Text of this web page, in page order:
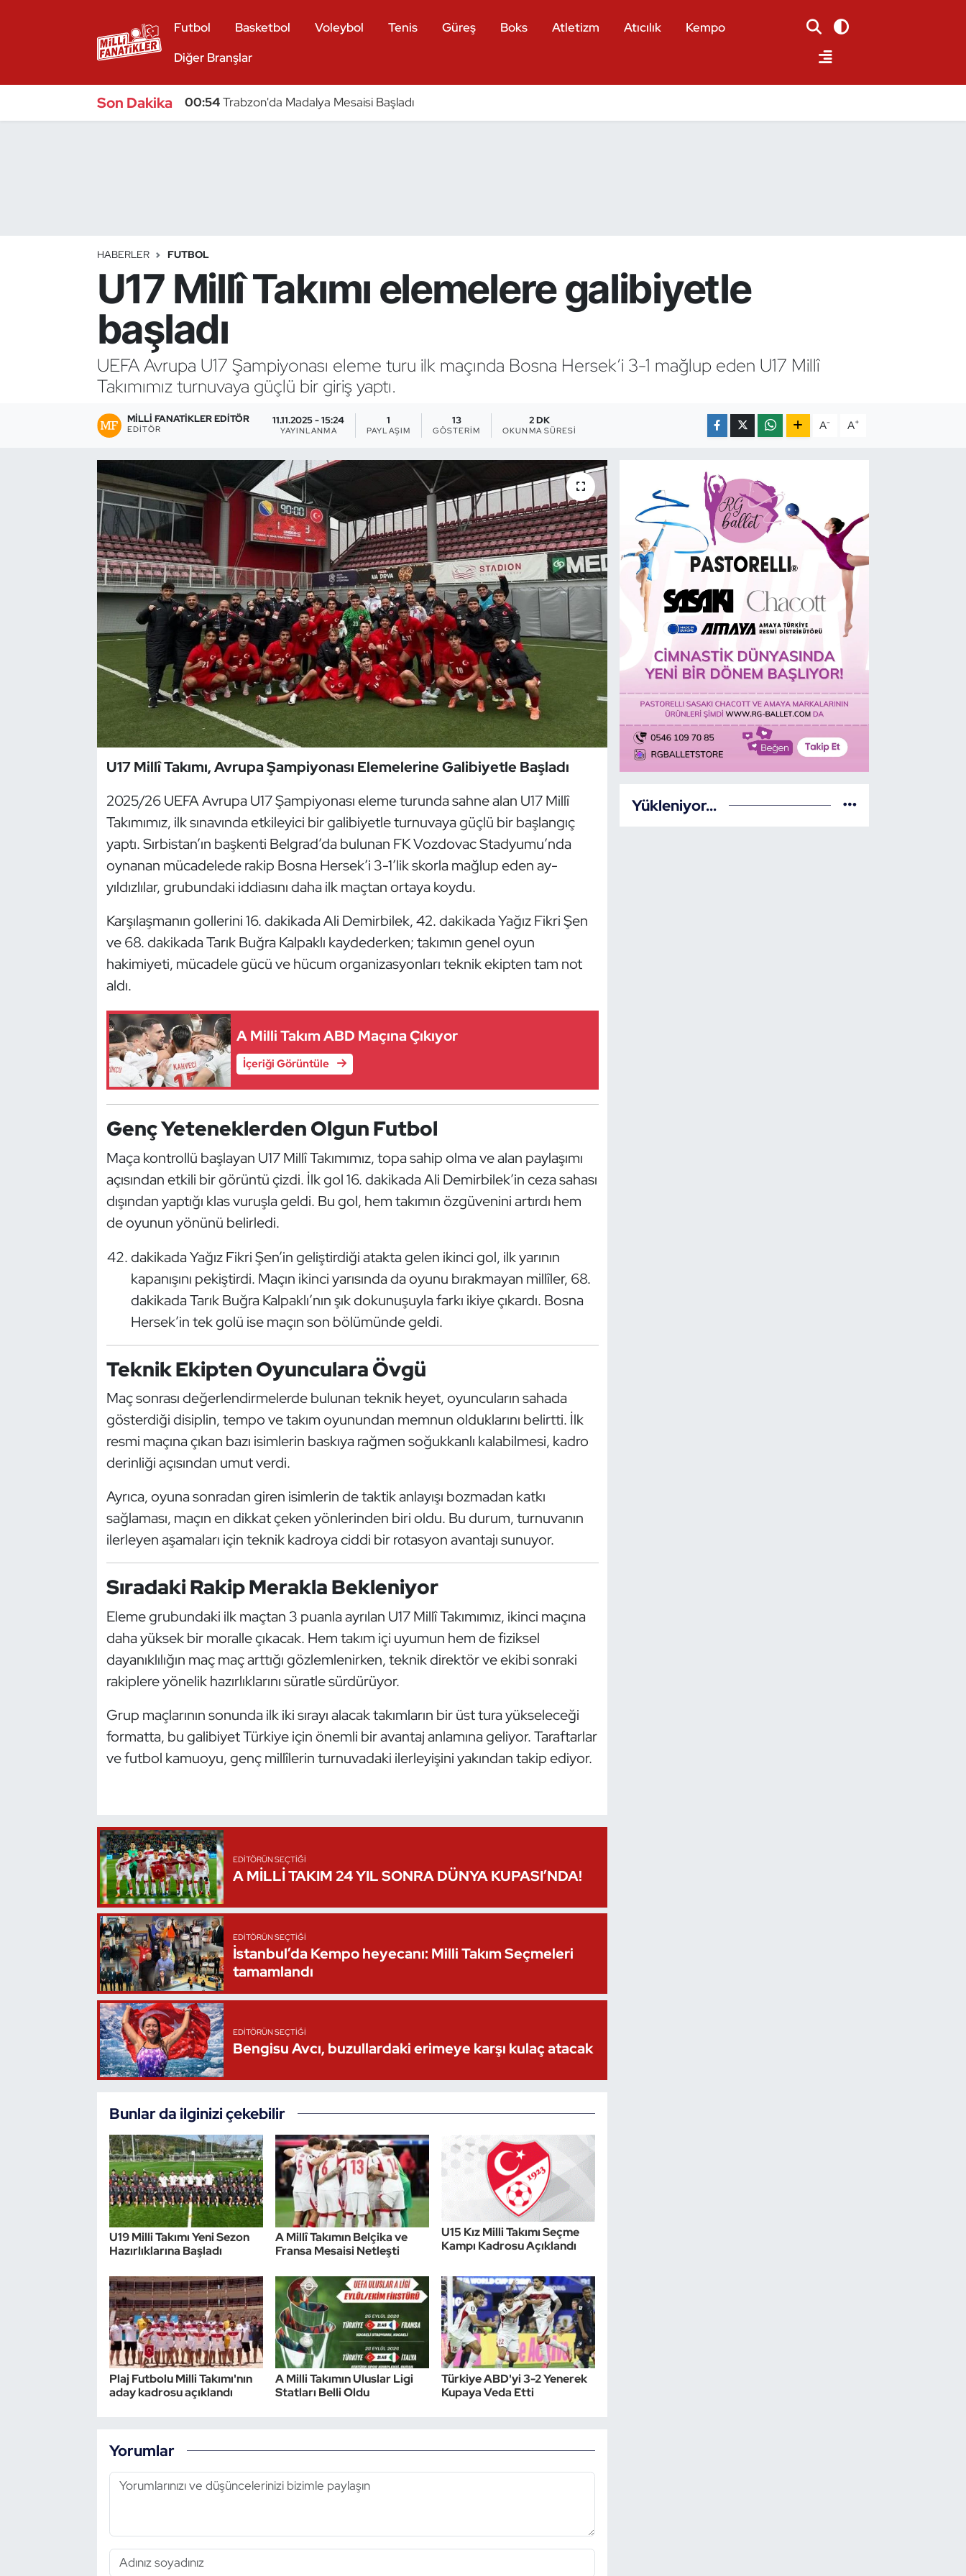
Futbol Basketbol Voleybol Tenis Güreş Boks Atletizm Atıcılık
Kempo
Diğer Branşlar
Son Dakika 00:54Trabzon'da Madalya Mesaisi Başladı
HABERLER FUTBOL
U17 Millî Takımı elemelere galibiyetle
başladı
UEFA Avrupa U17 Şampiyonası eleme turu ilk maçında Bosna Hersek’i 3-1 mağlup eden U17 Millî
Takımımız turnuvaya güçlü bir giriş yaptı.
MILLI FANATIKLER EDITÖR
EDITÖR
11.11.2025 - 15:24
YAYINLANMA
1
PAYLAŞIM
13
GÖSTERIM
2 DK
OKUNMA SÜRESI A- A+
U17 Millî Takımı, Avrupa Şampiyonası Elemelerine Galibiyetle Başladı
2025/26 UEFA Avrupa U17 Şampiyonası eleme turunda sahne alan U17 Millî
Takımımız, ilk sınavında etkileyici bir galibiyetle turnuvaya güçlü bir başlangıç
yaptı. Sırbistan’ın başkenti Belgrad’da bulunan FK Vozdovac Stadyumu’nda
oynanan mücadelede rakip Bosna Hersek’i 3-1’lik skorla mağlup eden ay-
yıldızlılar, grubundaki iddiasını daha ilk maçtan ortaya koydu.
Karşılaşmanın gollerini 16. dakikada Ali Demirbilek, 42. dakikada Yağız Fikri Şen
ve 68. dakikada Tarık Buğra Kalpaklı kaydederken; takımın genel oyun
hakimiyeti, mücadele gücü ve hücum organizasyonları teknik ekipten tam not
aldı.
A Milli Takım ABD Maçına Çıkıyor
İçeriği Görüntüle
Genç Yeteneklerden Olgun Futbol
Maça kontrollü başlayan U17 Millî Takımımız, topa sahip olma ve alan paylaşımı
açısından etkili bir görüntü çizdi. İlk gol 16. dakikada Ali Demirbilek’in ceza sahası
dışından yaptığı klas vuruşla geldi. Bu gol, hem takımın özgüvenini artırdı hem
de oyunun yönünü belirledi.
dakikada Yağız Fikri Şen’in geliştirdiği atakta gelen ikinci gol, ilk yarının
kapanışını pekiştirdi. Maçın ikinci yarısında da oyunu bırakmayan millîler, 68.
dakikada Tarık Buğra Kalpaklı’nın şık dokunuşuyla farkı ikiye çıkardı. Bosna
Hersek’in tek golü ise maçın son bölümünde geldi.
Teknik Ekipten Oyunculara Övgü
Maç sonrası değerlendirmelerde bulunan teknik heyet, oyuncuların sahada
gösterdiği disiplin, tempo ve takım oyunundan memnun olduklarını belirtti. İlk
resmi maçına çıkan bazı isimlerin baskıya rağmen soğukkanlı kalabilmesi, kadro
derinliği açısından umut verdi.
Ayrıca, oyuna sonradan giren isimlerin de taktik anlayışı bozmadan katkı
sağlaması, maçın en dikkat çeken yönlerinden biri oldu. Bu durum, turnuvanın
ilerleyen aşamaları için teknik kadroya ciddi bir rotasyon avantajı sunuyor.
Sıradaki Rakip Merakla Bekleniyor
Eleme grubundaki ilk maçtan 3 puanla ayrılan U17 Millî Takımımız, ikinci maçına
daha yüksek bir moralle çıkacak. Hem takım içi uyumun hem de fiziksel
dayanıklılığın maç maç arttığı gözlemlenirken, teknik direktör ve ekibi sonraki
rakiplere yönelik hazırlıklarını süratle sürdürüyor.
Grup maçlarının sonunda ilk iki sırayı alacak takımların bir üst tura yükseleceği
formatta, bu galibiyet Türkiye için önemli bir avantaj anlamına geliyor. Taraftarlar
ve futbol kamuoyu, genç millîlerin turnuvadaki ilerleyişini yakından takip ediyor.
EDITÖRÜN SEÇTIĞI
A MİLLİ TAKIM 24 YIL SONRA DÜNYA KUPASI’NDA!
EDITÖRÜN SEÇTIĞI
İstanbul’da Kempo heyecanı: Milli Takım Seçmeleri
tamamlandı
EDITÖRÜN SEÇTIĞI
Bengisu Avcı, buzullardaki erimeye karşı kulaç atacak
Bunlar da ilginizi çekebilir
U19 Milli Takımı Yeni Sezon
Hazırlıklarına Başladı
A Millî Takımın Belçika ve
Fransa Mesaisi Netleşti
U15 Kız Milli Takımı Seçme
Kampı Kadrosu Açıklandı
Plaj Futbolu Milli Takımı'nın
aday kadrosu açıklandı
A Milli Takımın Uluslar Ligi
Statları Belli Oldu
Türkiye ABD'yi 3-2 Yenerek
Kupaya Veda Etti
Yorumlar
Yükleniyor...
Bocce Bowling Dart
Buz Hokeyi
Buz Pateni
Çim Hokeyi
Cimnastik
Dans Sporları
Dövüş Sanatı
Hava Sporları
İşitme Engelli Sporcular
Judo ve Kuraş
Kano ve Rafting
Modern Pentatlon
Özel Sporcular
Sualtı Sporları
Vücut Geliştirme Fitness
Wushu Kungfu